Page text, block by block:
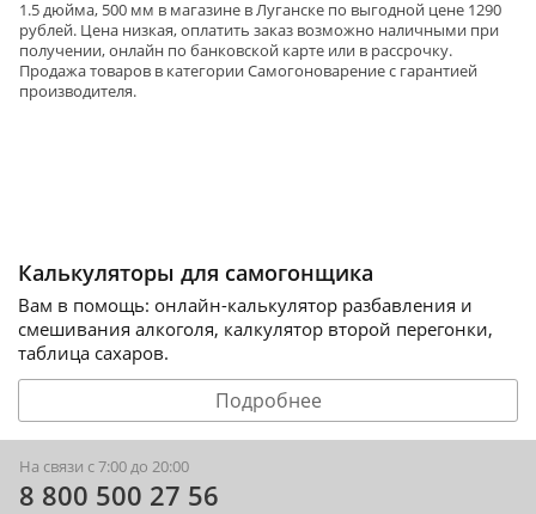
1.5 дюйма, 500 мм в магазине в Луганске по выгодной цене 1290
рублей. Цена низкая, оплатить заказ возможно наличными при
получении, онлайн по банковской карте или в рассрочку.
Продажа товаров в категорииСамогоноварениес гарантией
производителя.
Калькуляторы для самогонщика
Вам в помощь: онлайн-калькулятор разбавления и
смешивания алкоголя, калкулятор второй перегонки,
таблица сахаров.
Подробнее
На связи с 7:00 до 20:00
8 800 500 27 56